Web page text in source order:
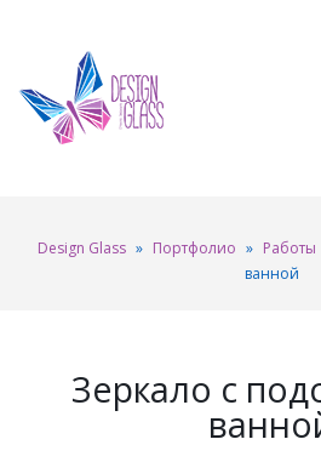
Design Glass » Портфолио » Работы
ванной
Зеркало с